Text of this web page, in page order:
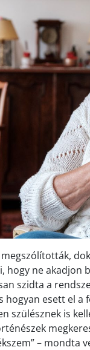
ne akadjon
szidta a
hogyan esett el
szülésznek is
– mondta